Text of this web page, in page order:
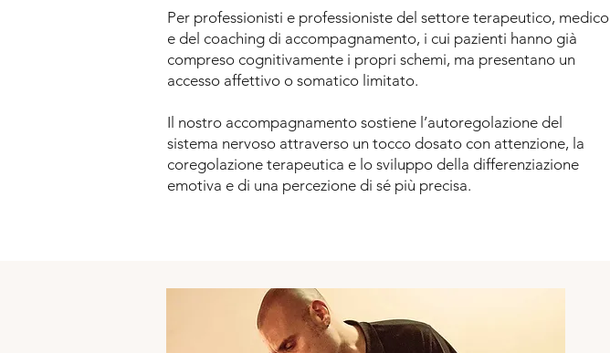
Per professionisti e professioniste del settore terapeutico, medico
e del coaching di accompagnamento, i cui pazienti hanno già
compreso cognitivamente i propri schemi, ma presentano un
accesso affettivo o somatico limitato.
Il nostro accompagnamento sostiene l’autoregolazione del
sistema nervoso attraverso un tocco dosato con attenzione, la
coregolazione terapeutica e lo sviluppo della differenziazione
emotiva e di una percezione di sé più precisa.